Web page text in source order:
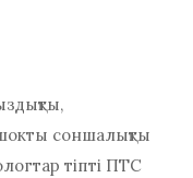
соншалықты
тіпті ПТС